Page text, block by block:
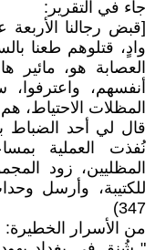
جاء في التقرير:
[قبض رجالنا
وادٍ، قتلوهم طعنا
العصابة هو، مائير
أنفسهم،
المظلات الاحتياط،
نُفذت العملية
المظليين، زود
347)
من الأسرار الخطيرة: